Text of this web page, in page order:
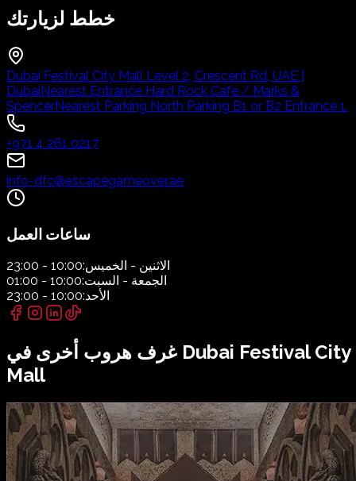
خطط لزيارتك
Dubai Festival City Mall Level 2, Crescent Rd, UAE |
DubaiNearest Entrance Hard Rock Cafe / Marks &
SpencerNearest Parking North Parking B1 or B2 Entrance 1.
+971 4 261 0217
info-dfc@escapegameover.ae
ساعات العمل
الاثنين - الخميس:10:00 - 23:00
الجمعة - السبت:10:00 - 01:00
الأحد:10:00 - 23:00
غرف هروب أخرى في Dubai Festival City
Mall